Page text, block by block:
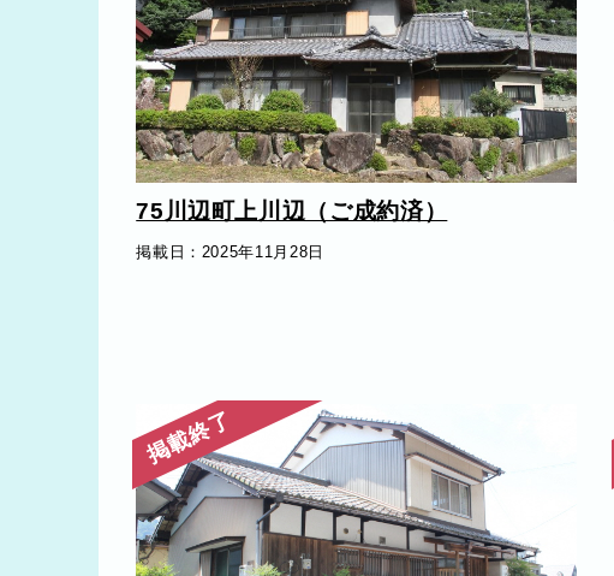
75川辺町上川辺（ご成約済）
掲載日：2025年11月28日
掲載終了